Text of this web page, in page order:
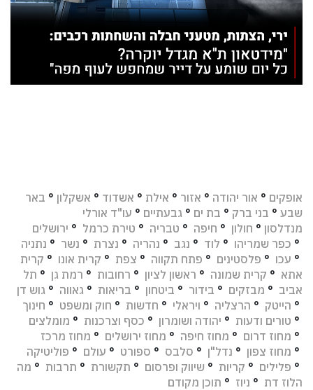
אופקים ° אור יהודה ° אזור ° אילת ° אשדוד ° אשקלון ° באר
שבע ° בני ברק ° בת ים ° גבעתיים ° עו"ד אורלי
מנדלסון ° חולון ° חיפה ° טבריה ° טירת כרמל ° ירושלים
° כפר שמריהו ° לוד ° נגב ° נהריה ° נצרת ° נשר ° נתניה
° עכו ° פלסטינים ° פתח תקווה ° צפת ° קרית אונו ° קרית
אתא ° קרית שמונה ° ראשון לציון ° רחובות ° רמת גן ° תל
אביב ° מבזקים ° בידור ° ביטחון ° בריאות ° גאווה ° גוש דן
° הייטק ° הרצליה ° ויראלי ° חדשות ° חוק ומשפט ° חינוך
° טורים ודעות ° יהודה ושומרון ° כסף וצרכנות ° מומלצים
° מחוז דרום ° מחוז חיפה ° מחוז ירושלים ° מחוז מרכז
° מחוז צפון ° נדל"ן ° סלבס ° ספורט ° עולם ° פוליטיקה
° פלילים ° קריות ° שיווק ופרסום ° תקשורת ° תרבות ° מה
הלוז דת ° ניוז ° תוכן מקודם